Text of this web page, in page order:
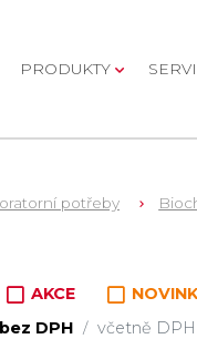
PRODUKTY
potřeby
AKCE
bez DPH / včetně DPH